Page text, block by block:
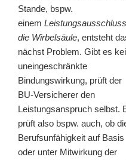
Stande, bspw.
einem
die Wirbelsäule, entsteht
nächst Problem. Gibt es
uneingeschränkte
Bindungswirkung, prüft der
BU-Versicherer den
Leistungsanspruch selbst.
prüft also bspw. auch, ob
Berufsunfähigkeit auf Basis
oder unter Mitwirkung der